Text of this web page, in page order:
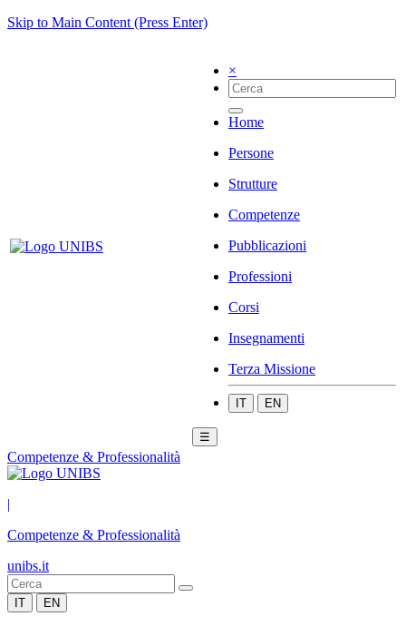
Skip to Main Content (Press Enter)
×
Home
Persone
Strutture
Competenze
Pubblicazioni
Professioni
Corsi
Insegnamenti
Terza Missione
IT EN
☰
Competenze & Professionalità
|
Competenze & Professionalità
unibs.it
IT EN